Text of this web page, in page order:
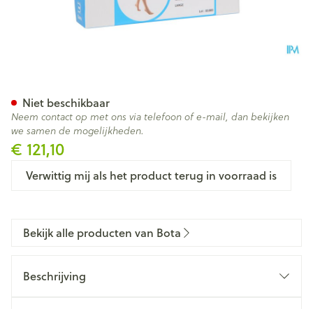
€ 121,10
Verwittig mij als het product terug in voorraad is
Niet beschikbaar
Neem contact op met ons via telefoon of e-mail, dan bekijken
we samen de mogelijkheden.
Bekijk alle producten van Bota
Beschrijving